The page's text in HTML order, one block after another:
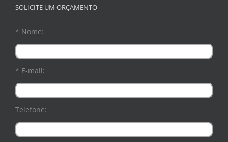
SOLICITE UM ORÇAMENTO
* Nome:
* E-mail:
Telefone: